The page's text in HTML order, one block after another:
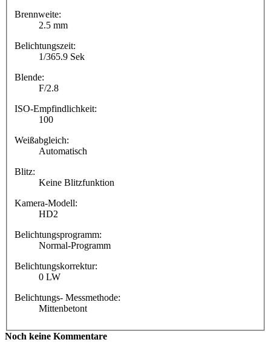
Brennweite:
2.5 mm
Belichtungszeit:
1/365.9 Sek
Blende:
F/2.8
ISO-Empfindlichkeit:
100
Weißabgleich:
Automatisch
Blitz:
Keine Blitzfunktion
Kamera-Modell:
HD2
Belichtungsprogramm:
Normal-Programm
Belichtungskorrektur:
0 LW
Belichtungs- Messmethode:
Mittenbetont
Noch keine Kommentare